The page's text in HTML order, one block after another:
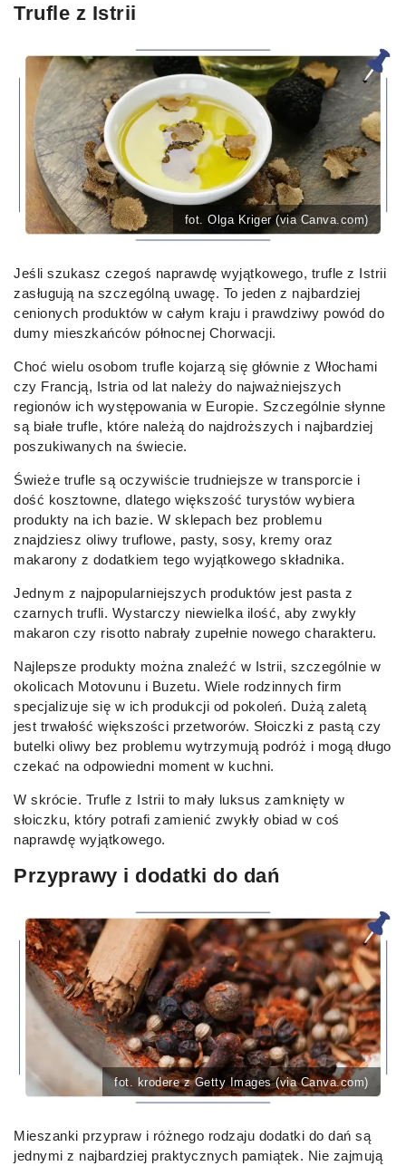
Trufle z Istrii
fot. Olga Kriger (via Canva.com)
Jeśli szukasz czegoś naprawdę wyjątkowego, trufle z Istrii
zasługują na szczególną uwagę. To jeden z najbardziej
cenionych produktów w całym kraju i prawdziwy powód do
dumy mieszkańców północnej Chorwacji.
Choć wielu osobom trufle kojarzą się głównie z Włochami
czy Francją, Istria od lat należy do najważniejszych
regionów ich występowania w Europie. Szczególnie słynne
są białe trufle, które należą do najdroższych i najbardziej
poszukiwanych na świecie.
Świeże trufle są oczywiście trudniejsze w transporcie i
dość kosztowne, dlatego większość turystów wybiera
produkty na ich bazie. W sklepach bez problemu
znajdziesz oliwy truflowe, pasty, sosy, kremy oraz
makarony z dodatkiem tego wyjątkowego składnika.
Jednym z najpopularniejszych produktów jest pasta z
czarnych trufli. Wystarczy niewielka ilość, aby zwykły
makaron czy risotto nabrały zupełnie nowego charakteru.
Najlepsze produkty można znaleźć w Istrii, szczególnie w
okolicach Motovunu i Buzetu. Wiele rodzinnych firm
specjalizuje się w ich produkcji od pokoleń. Dużą zaletą
jest trwałość większości przetworów. Słoiczki z pastą czy
butelki oliwy bez problemu wytrzymują podróż i mogą długo
czekać na odpowiedni moment w kuchni.
W skrócie. Trufle z Istrii to mały luksus zamknięty w
słoiczku, który potrafi zamienić zwykły obiad w coś
naprawdę wyjątkowego.
Przyprawy i dodatki do dań
fot. krodere z Getty Images (via Canva.com)
Mieszanki przypraw i różnego rodzaju dodatki do dań są
jednymi z najbardziej praktycznych pamiątek. Nie zajmują